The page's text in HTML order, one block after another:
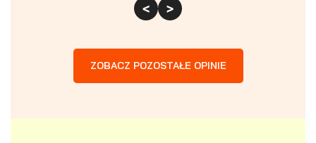
< >
ZOBACZ POZOSTAŁE OPINIE